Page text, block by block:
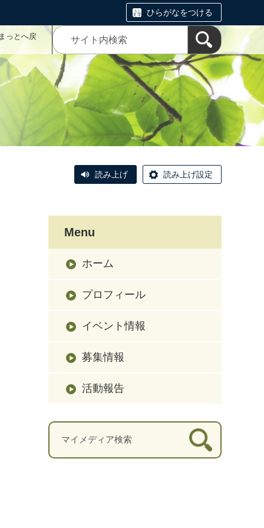
ひらがなをつける
っとへ戻
読み上げ 読み上げ設定
Menu
ホーム
プロフィール
イベント情報
募集情報
活動報告